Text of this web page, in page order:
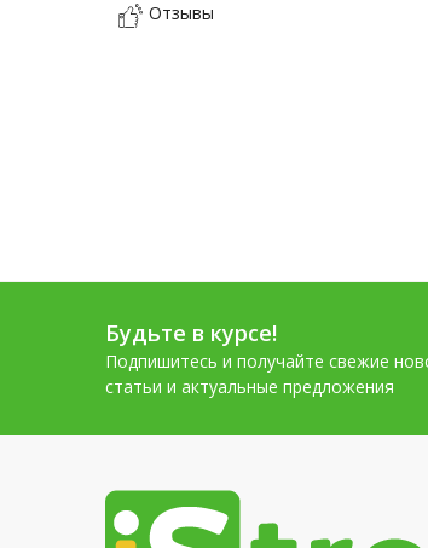
Отзывы
Будьте в курсе!
Подпишитесь и получайте свежие
статьи и актуальные предложения